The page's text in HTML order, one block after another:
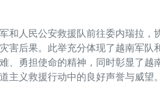
和人民公安救援队前往委内瑞拉，
害后果。此举充分体现了越南军队
、勇担使命的精神，同时彰显了越
主义救援行动中的良好声誉与威望。